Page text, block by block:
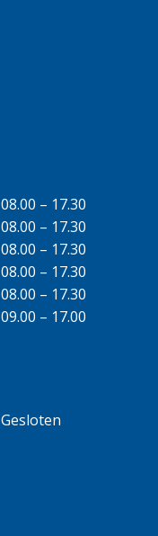
08.00 – 17.30
08.00 – 17.30
08.00 – 17.30
08.00 – 17.30
08.00 – 17.30
09.00 – 17.00
Gesloten